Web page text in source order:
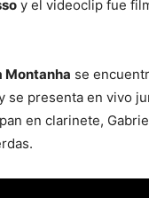
y el videoclip fue
Montanha se
se presenta en vivo
en clarinete,